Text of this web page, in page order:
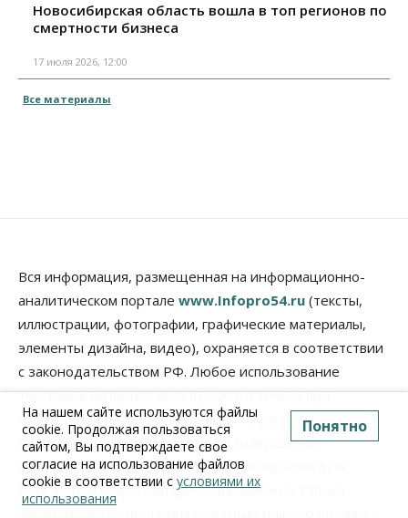
Новосибирская область вошла в топ регионов по
смертности бизнеса
17 июля 2026, 12:00
Все материалы
Вся информация, размещенная на информационно-
аналитическом портале www.Infopro54.ru (тексты,
иллюстрации, фотографии, графические материалы,
элементы дизайна, видео), охраняется в соответствии
с законодательством РФ. Любое использование
текстовых материалов допускается только при
соблюдении правил перепечатки и при упоминании
Infopro54.ru и наличии активной гиперссылки
наinfopro54.ru. Использование (воспроизведение)
всех фото и видео-материалов возможно только с
На нашем сайте используются файлы
cookie. Продолжая пользоваться
сайтом, Вы подтверждаете свое
согласие на использование файлов
cookie в соответствии с условиями их
использования
Понятно